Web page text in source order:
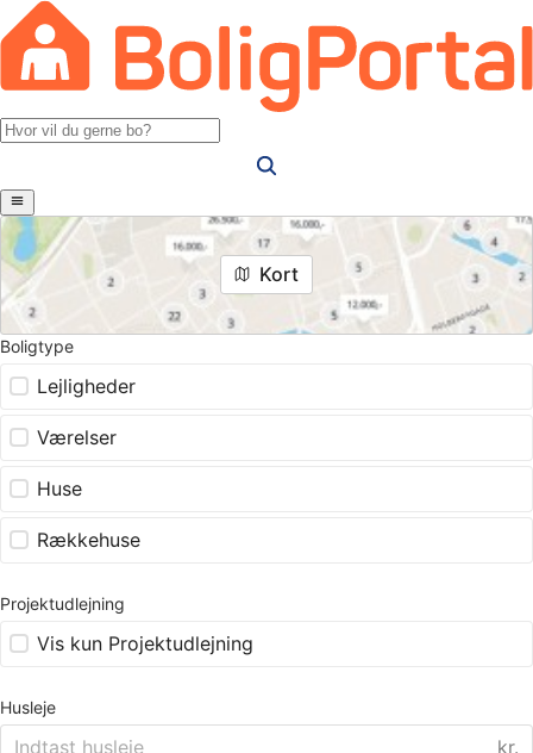
Kort
Boligtype
Lejligheder
Værelser
Huse
Rækkehuse
Projektudlejning
Vis kun Projektudlejning
Husleje
kr.